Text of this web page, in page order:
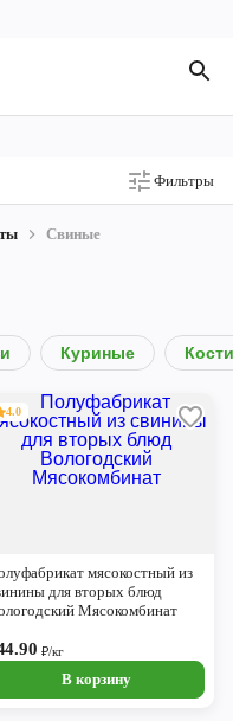
Фильтры
Свиные
Куриные Кости
4.0
мясокостный из
для вторых блюд
Мясокомбинат
₽/кг
В корзину